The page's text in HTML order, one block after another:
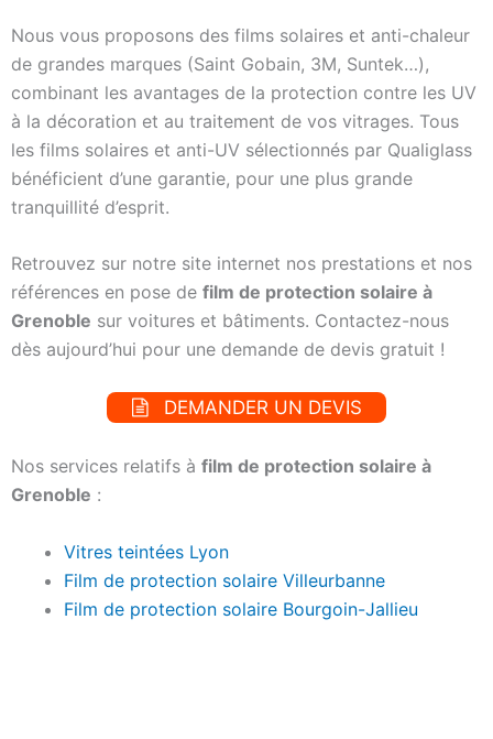
Nous vous proposons des films solaires et anti-chaleur
de grandes marques (Saint Gobain, 3M, Suntek…),
combinant les avantages de la protection contre les UV
à la décoration et au traitement de vos vitrages. Tous
les films solaires et anti-UV sélectionnés par Qualiglass
bénéficient d’une garantie, pour une plus grande
tranquillité d’esprit.
Retrouvez sur notre site internet nos prestations et nos
références en pose de film de protection solaire à
Grenoble sur voitures et bâtiments. Contactez-nous
dès aujourd’hui pour une demande de devis gratuit !
DEMANDER UN DEVIS
Nos services relatifs à film de protection solaire à
Grenoble :
Vitres teintées Lyon
Film de protection solaire Villeurbanne
Film de protection solaire Bourgoin-Jallieu